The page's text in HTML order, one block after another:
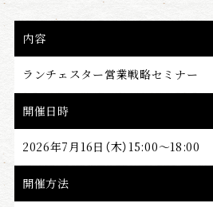
個別相談
内容
ランチェスター営業戦略セミナー
開催日時
2026年7月16日（木）15:00〜18:00
開催方法